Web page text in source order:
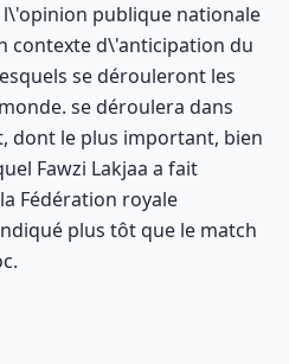
publique nationale
contexte d\'anticipation du
se dérouleront les
se déroulera dans
dont le plus important, bien
Fawzi Lakjaa a fait
Fédération royale
plus tôt que le match